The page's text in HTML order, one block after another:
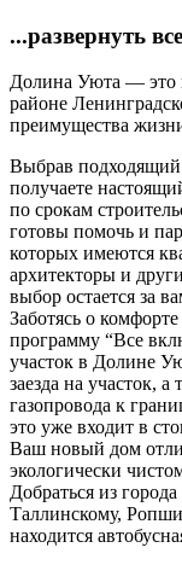
...развернуть
Долина Уюта — это
районе
преимущества
Выбрав
получаете
по срокам
готовы помочь и
которых имеются
архитекторы и
выбор остается за
Заботясь о
программу “Все
участок в Долине
заезда на участок,
газопровода к
это уже входит в
Ваш новый дом
экологически
Добраться из
Таллинскому,
находится